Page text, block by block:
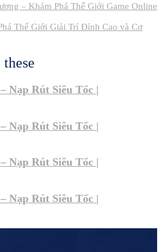
– Khám Phá Thế Giới Game Online
Thế Giới Giải Trí Đỉnh Cao và Cơ
Nạp Rút Siêu Tốc |
Nạp Rút Siêu Tốc |
Nạp Rút Siêu Tốc |
Nạp Rút Siêu Tốc |